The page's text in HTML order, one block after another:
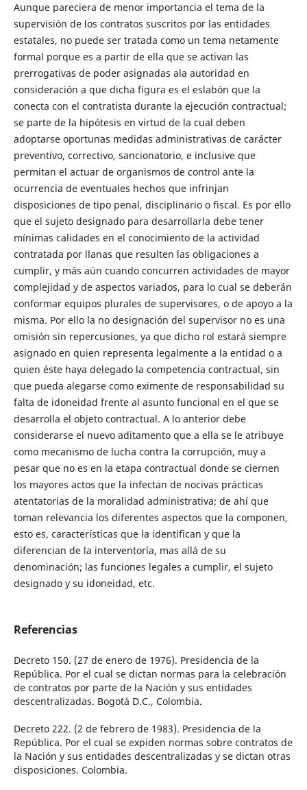
Aunque pareciera de menor importancia el tema de la
supervisión de los contratos suscritos por las entidades
estatales, no puede ser tratada como un tema netamente
formal porque es a partir de ella que se activan las
prerrogativas de poder asignadas ala autoridad en
consideración a que dicha figura es el eslabón que la
conecta con el contratista durante la ejecución contractual;
se parte de la hipótesis en virtud de la cual deben
adoptarse oportunas medidas administrativas de carácter
preventivo, correctivo, sancionatorio, e inclusive que
permitan el actuar de organismos de control ante la
ocurrencia de eventuales hechos que infrinjan
disposiciones de tipo penal, disciplinario o fiscal. Es por ello
que el sujeto designado para desarrollarla debe tener
mínimas calidades en el conocimiento de la actividad
contratada por llanas que resulten las obligaciones a
cumplir, y más aún cuando concurren actividades de mayor
complejidad y de aspectos variados, para lo cual se deberán
conformar equipos plurales de supervisores, o de apoyo a la
misma. Por ello la no designación del supervisor no es una
omisión sin repercusiones, ya que dicho rol estará siempre
asignado en quien representa legalmente a la entidad o a
quien éste haya delegado la competencia contractual, sin
que pueda alegarse como eximente de responsabilidad su
falta de idoneidad frente al asunto funcional en el que se
desarrolla el objeto contractual. A lo anterior debe
considerarse el nuevo aditamento que a ella se le atribuye
como mecanismo de lucha contra la corrupción, muy a
pesar que no es en la etapa contractual donde se ciernen
los mayores actos que la infectan de nocivas prácticas
atentatorias de la moralidad administrativa; de ahí que
toman relevancia los diferentes aspectos que la componen,
esto es, características que la identifican y que la
diferencian de la interventoría, mas allá de su
denominación; las funciones legales a cumplir, el sujeto
designado y su idoneidad, etc.
Referencias
Decreto 150. (27 de enero de 1976). Presidencia de la
República. Por el cual se dictan normas para la celebración
de contratos por parte de la Nación y sus entidades
descentralizadas. Bogotá D.C., Colombia.
Decreto 222. (2 de febrero de 1983). Presidencia de la
República. Por el cual se expiden normas sobre contratos de
la Nación y sus entidades descentralizadas y se dictan otras
disposiciones. Colombia.